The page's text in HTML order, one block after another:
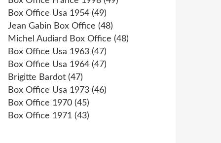
Box Office Usa 1954 (49)
Jean Gabin Box Office (48)
Michel Audiard Box Office (48)
Box Office Usa 1963 (47)
Box Office Usa 1964 (47)
Brigitte Bardot (47)
Box Office Usa 1973 (46)
Box Office 1970 (45)
Box Office 1971 (43)